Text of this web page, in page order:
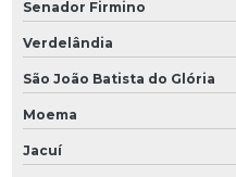
Senador Firmino
Verdelândia
São João Batista do Glória
Moema
Jacuí